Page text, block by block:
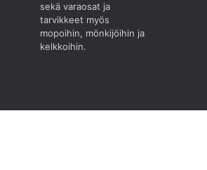
sekä varaosat ja
tarvikkeet myös
mopoihin, mönkijöihin ja
kelkkoihin.